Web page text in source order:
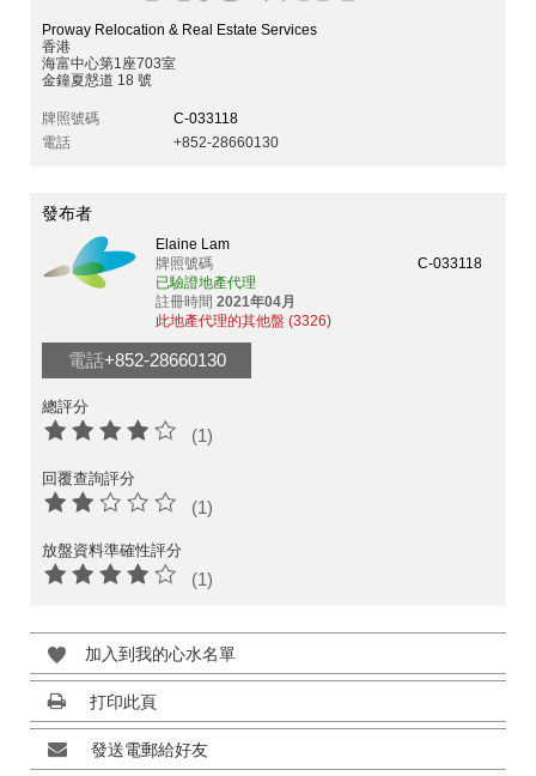
Proway Relocation & Real Estate Services
香港
海富中心第1座703室
金鐘夏慤道 18 號
牌照號碼
C-033118
電話
+852-28660130
發布者
Elaine Lam
牌照號碼
C-033118
已驗證地產代理
註冊時間 2021年04月
此地產代理的其他盤 (3326)
電話+852-28660130
總評分
(1)
回覆查詢評分
(1)
放盤資料準確性評分
(1)
加入到我的心水名單
打印此頁
發送電郵給好友